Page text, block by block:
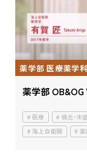
薬学部 医療薬学科
薬学部 OB&OG
医療 楠元・末
海上自衛隊